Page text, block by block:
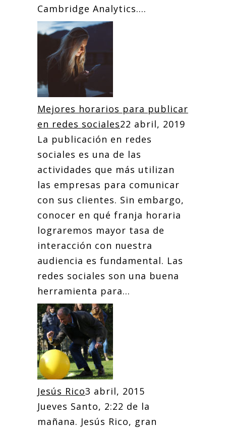
Cambridge Analytics....
Mejores horarios para publicar
en redes sociales22 abril, 2019
La publicación en redes
sociales es una de las
actividades que más utilizan
las empresas para comunicar
con sus clientes. Sin embargo,
conocer en qué franja horaria
lograremos mayor tasa de
interacción con nuestra
audiencia es fundamental. Las
redes sociales son una buena
herramienta para...
Jesús Rico3 abril, 2015
Jueves Santo, 2:22 de la
mañana. Jesús Rico, gran